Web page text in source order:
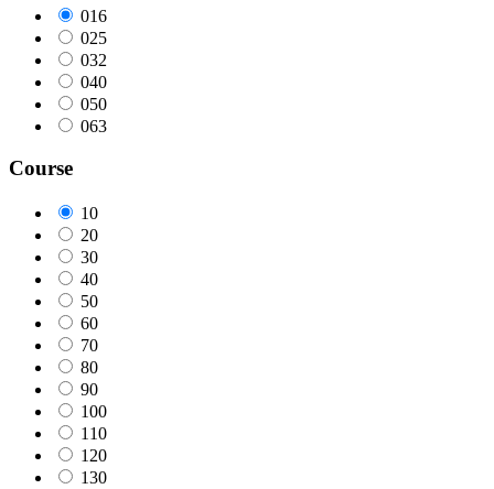
016
025
032
040
050
063
Course
10
20
30
40
50
60
70
80
90
100
110
120
130